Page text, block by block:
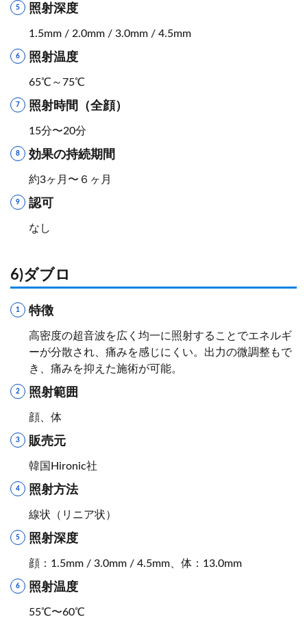
照射深度
1.5mm / 2.0mm / 3.0mm / 4.5mm
照射温度
65℃～75℃
照射時間（全顔）
15分〜20分
効果の持続期間
約3ヶ月〜６ヶ月
認可
なし
6)ダブロ
特徴
高密度の超音波を広く均一に照射することでエネルギ
ーが分散され、痛みを感じにくい。出力の微調整もで
き、痛みを抑えた施術が可能。
照射範囲
顔、体
販売元
韓国Hironic社
照射方法
線状（リニア状）
照射深度
顔：1.5mm / 3.0mm / 4.5mm、体：13.0mm
照射温度
55℃〜60℃